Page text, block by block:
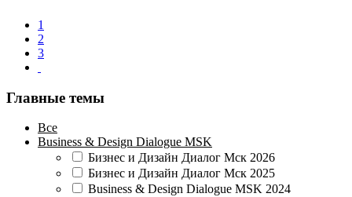
1
2
3
Главные темы
Все
Business & Design Dialogue MSK
Бизнес и Дизайн Диалог Мск 2026
Бизнес и Дизайн Диалог Мск 2025
Business & Design Dialogue MSK 2024